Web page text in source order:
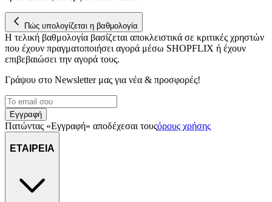
διαφημίσεων και περιεχομένου, τις μετρήσεις σχετικά με
διαφημίσεις και περιεχόμενο, την καλύτερη εικόνα του κοινού
μας και την ανάπτυξη προϊόντων. Επίσης, κοινοποιούμε
πληροφορίες σχετικά με την από μέρους σας χρήση της
τοποθεσίας μας στους συνεργάτες μέσων κοινωνικής
δικτύωσης, διαφημίσεων και ανάλυσης.
Πώς υπολογίζεται η βαθμολογία
Η τελική βαθμολογία βασίζεται αποκλειστικά σε κριτικές χρηστών
που έχουν πραγματοποιήσει αγορά μέσω SHOPFLIX ή έχουν
επιβεβαιώσει την αγορά τους.
Γράψου στο Νewsletter μας για νέα & προσφορές!
Εγγραφή
Πατώντας «Εγγραφή» αποδέχεσαι τουςόρους χρήσης
ΕΤΑΙΡΕΙΑ